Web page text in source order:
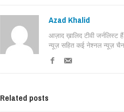
Azad Khalid
आज़ाद ख़ालिद टीवी जर्नलिस्ट
न्यूज़ सहित कई नेश्नल न्यूज़
Related posts